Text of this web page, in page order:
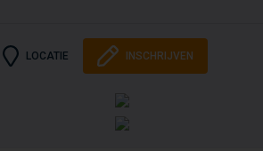
LOCATIE INSCHRIJVEN